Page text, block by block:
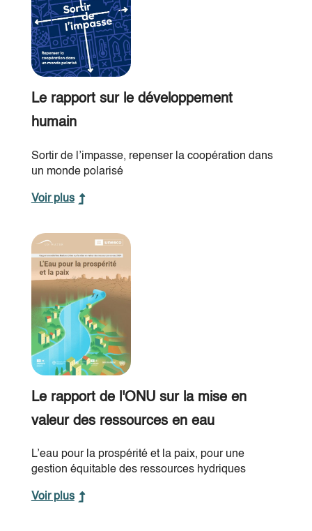
Le rapport sur le développement
humain
Sortir de l’impasse, repenser la coopération dans
un monde polarisé
Voir plus
Le rapport de l'ONU sur la mise en
valeur des ressources en eau
L’eau pour la prospérité et la paix, pour une
gestion équitable des ressources hydriques
Voir plus